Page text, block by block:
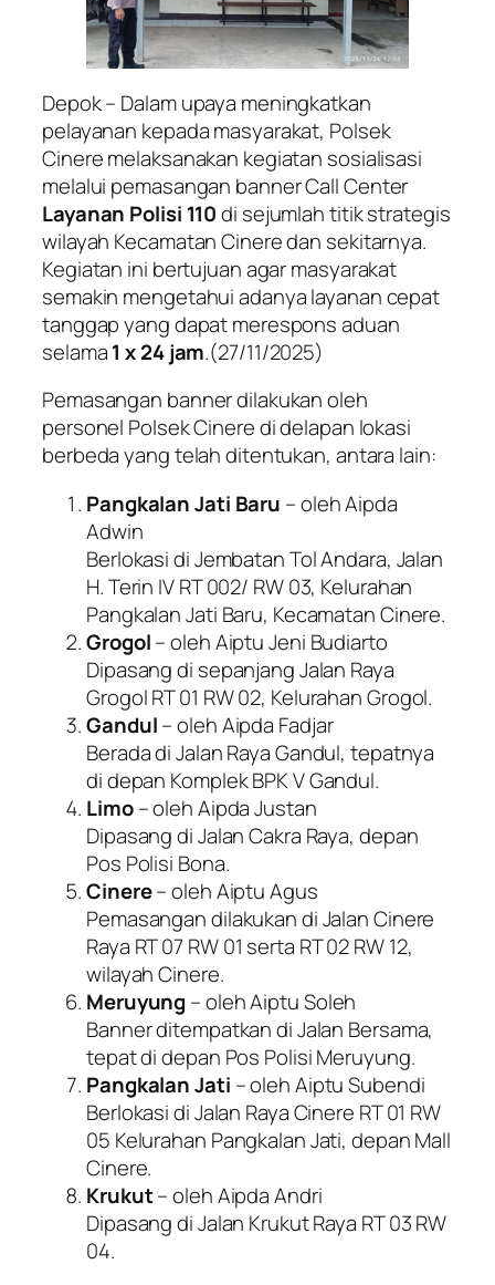
Depok – Dalam upaya meningkatkan
pelayanan kepada masyarakat, Polsek
Cinere melaksanakan kegiatan sosialisasi
melalui pemasangan bannerCall Center
Layanan Polisi 110di sejumlah titik strategis
wilayah Kecamatan Cinere dan sekitarnya.
Kegiatan ini bertujuan agar masyarakat
semakin mengetahui adanya layanan cepat
tanggap yang dapat merespons aduan
selama1 x 24 jam.(27/11/2025)
Pemasangan banner dilakukan oleh
personel Polsek Cinere di delapan lokasi
berbeda yang telah ditentukan, antara lain:
Pangkalan Jati Baru – oleh Aipda
Adwin
Berlokasi di Jembatan Tol Andara, Jalan
H. Terin IV RT 002/ RW 03, Kelurahan
Pangkalan Jati Baru, Kecamatan Cinere.
Grogol– oleh Aiptu Jeni Budiarto
Dipasang di sepanjang Jalan Raya
Grogol RT 01 RW 02, Kelurahan Grogol.
Gandul– oleh Aipda Fadjar
Berada di Jalan Raya Gandul, tepatnya
di depan Komplek BPK V Gandul.
Limo– oleh Aipda Justan
Dipasang di Jalan Cakra Raya, depan
Pos Polisi Bona.
Cinere– oleh Aiptu Agus
Pemasangan dilakukan di Jalan Cinere
Raya RT 07 RW 01 serta RT 02 RW 12,
wilayah Cinere.
Meruyung – oleh Aiptu Soleh
Banner ditempatkan di Jalan Bersama,
tepat di depan Pos Polisi Meruyung.
Pangkalan Jati – oleh Aiptu Subendi
Berlokasi di Jalan Raya Cinere RT 01 RW
05 Kelurahan Pangkalan Jati, depan Mall
Cinere.
Krukut– oleh Aipda Andri
Dipasang di Jalan Krukut Raya RT 03 RW
04.